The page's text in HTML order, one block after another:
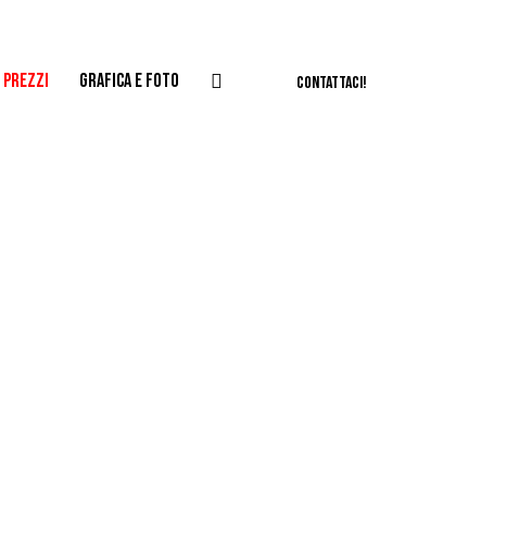
PREZZI GRAFICA E FOTO CONTATTACI!